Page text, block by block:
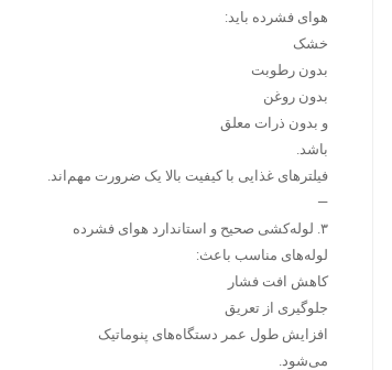
هوای فشرده باید:
خشک
بدون رطوبت
بدون روغن
و بدون ذرات معلق
باشد.
فیلترهای غذایی با کیفیت بالا یک ضرورت مهم‌اند.
—
۳. لوله‌کشی صحیح و استاندارد هوای فشرده
لوله‌های مناسب باعث:
کاهش افت فشار
جلوگیری از تعریق
افزایش طول عمر دستگاه‌های پنوماتیک
می‌شود.